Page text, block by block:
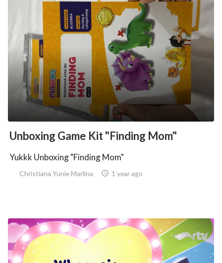
Unboxing Game Kit "Finding Mom"
Yukkk Unboxing "Finding Mom"
Christiana Yunie Marlina  1 year ago